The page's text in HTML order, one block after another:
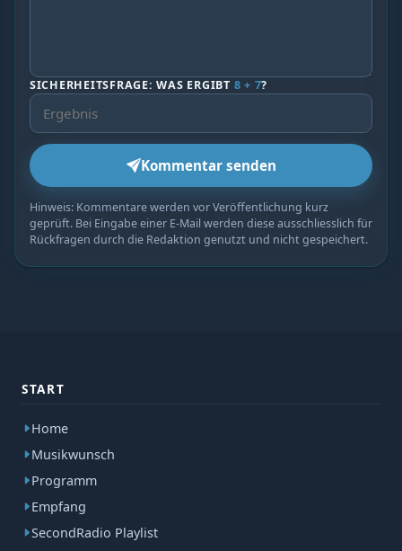
SICHERHEITSFRAGE: WAS ERGIBT 8 + 7?
Kommentar senden
Hinweis: Kommentare werden vor Veröffentlichung kurz
geprüft. Bei Eingabe einer E-Mail werden diese ausschliesslich für
Rückfragen durch die Redaktion genutzt und nicht gespeichert.
START
Home
Musikwunsch
Programm
Empfang
SecondRadio Playlist